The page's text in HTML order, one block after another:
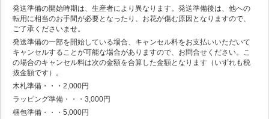
発送準備の開始時期は、生産者により異なります。発送準備後は、他への
転用に相当のお手間が必要となったり、お花が傷む原因となりますので、
ご了承くださいませ。
発送準備の一部を開始している場合、キャンセル料をお支払いいただいて
キャンセルすることが可能な場合がありますので、お問合せください。こ
の場合のキャンセル料は次の金額を合算した金額となります（いずれも税
抜金額です）。
木札準備・・・2,000円
ラッピング準備・・・3,000円
梱包準備・・・5,000円